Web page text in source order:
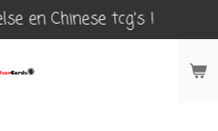
en Chinese tcg's !